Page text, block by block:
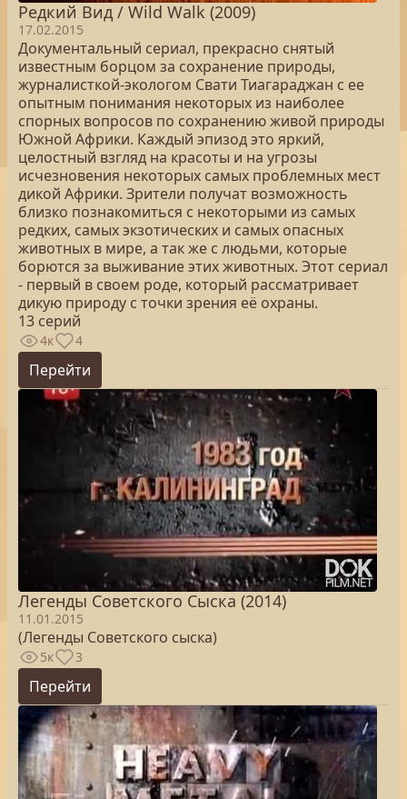
Редкий Вид / Wild Walk (2009)
17.02.2015
Документальный сериал, прекрасно снятый
известным борцом за сохранение природы,
журналисткой-экологом Свати Тиагараджан с ее
опытным понимания некоторых из наиболее
спорных вопросов по сохранению живой природы
Южной Африки. Каждый эпизод это яркий,
целостный взгляд на красоты и на угрозы
исчезновения некоторых самых проблемных мест
дикой Африки. Зрители получат возможность
близко познакомиться с некоторыми из самых
редких, самых экзотических и самых опасных
животных в мире, а так же с людьми, которые
борются за выживание этих животных. Этот сериал
- первый в своем роде, который рассматривает
дикую природу с точки зрения её охраны.
13 серий
4к 4
Перейти
Легенды Советского Сыска (2014)
11.01.2015
(Легенды Советского сыска)
5к 3
Перейти